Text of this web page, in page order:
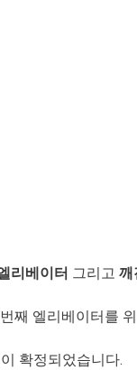
리베이터 그리고 깨
째 엘리베이터를
확정되었습니다.